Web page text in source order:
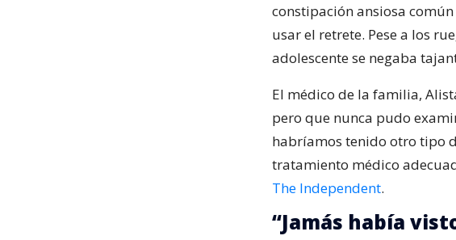
constipación ansiosa
usar el retrete. Pese a los
adolescente se negaba
El médico de la familia,
pero que nunca pudo
habríamos tenido otro tipo
tratamiento médico
The Independent.
“Jamás había